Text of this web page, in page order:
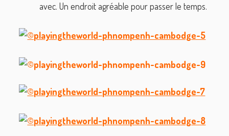
avec. Un endroit agréable pour passer le temps.